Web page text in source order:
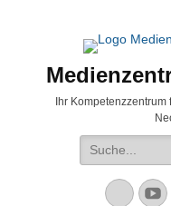
Ihr
Suche
nach: